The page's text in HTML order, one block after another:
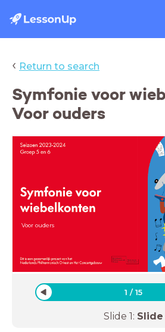
‹ Return to search
Symfonie voor
Voor ouders
Voor ouders
1 /15
Slide 1: Slide